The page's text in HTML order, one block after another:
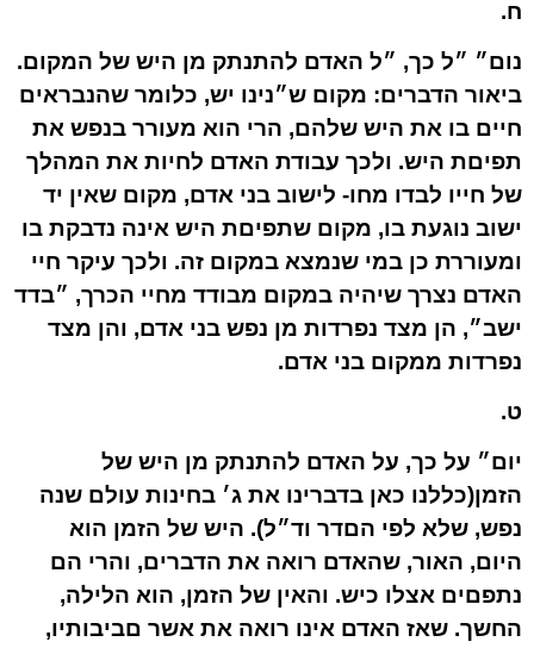
ח.
נום״ ״ל כך, ״ל האדם להתנתק מן היש של המקום.
ביאור הדברים: מקום ש״נינו יש, כלומר שהנבראים
חיים בו את היש שלהם, הרי הוא מעורר בנפש את
תפיםת היש. ולכך עבודת האדם לחיות את המהלך
של חייו לבדו מחו- לישוב בני אדם, מקום שאין יד
ישוב נוגעת בו, מקום שתפיםת היש אינה נדבקת בו
ומעוררת כן במי שנמצא במקום זה. ולכך עיקר חיי
האדם נצרך שיהיה במקום מבודד מחיי הכרך, ״בדד
ישב״, הן מצד נפרדות מן נפש בני אדם, והן מצד
נפרדות ממקום בני אדם.
ט.
יום״ על כך, על האדם להתנתק מן היש של
הזמן(כללנו כאן בדברינו את ג׳ בחינות עולם שנה
נפש, שלא לפי הםדר וד״ל). היש של הזמן הוא
היום, האור, שהאדם רואה את הדברים, והרי הם
נתפםים אצלו כיש. והאין של הזמן, הוא הלילה,
החשך. שאז האדם אינו רואה את אשר םביבותיו,